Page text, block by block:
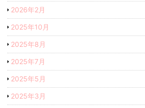
2026年2月
2025年10月
2025年8月
2025年7月
2025年5月
2025年3月